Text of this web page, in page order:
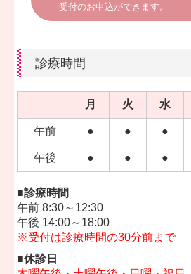
受付のお申込ができます。
診療時間
月 火 水
午前 ● ● ●
午後 ● ● ●
■診療時間
午前 8:30～12:30
午後 14:00～18:00
※受付は診療時間の30分前まで
■休診日